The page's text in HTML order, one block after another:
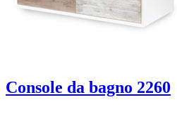
Console da bagno 2260